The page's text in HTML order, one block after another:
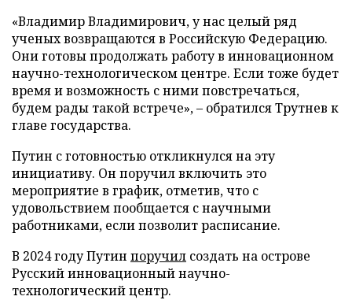
«Владимир Владимирович, у нас целый ряд
ученых возвращаются в Российскую Федерацию.
Они готовы продолжать работу в инновационном
научно-технологическом центре. Если тоже будет
время и возможность с ними повстречаться,
будем рады такой встрече», – обратился Трутнев к
главе государства.
Путин с готовностью откликнулся на эту
инициативу. Он поручил включить это
мероприятие в график, отметив, что с
удовольствием пообщается с научными
работниками, если позволит расписание.
В 2024 году Путин поручил создать на острове
Русский инновационный научно-
технологический центр.